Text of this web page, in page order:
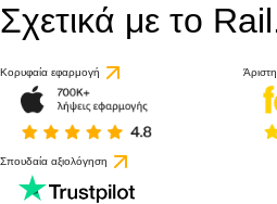
Σχετικά με το
Κορυφαία εφαρμογή
Σπουδαία αξιολόγηση